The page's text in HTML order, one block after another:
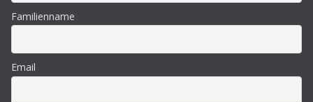
Familienname
Email